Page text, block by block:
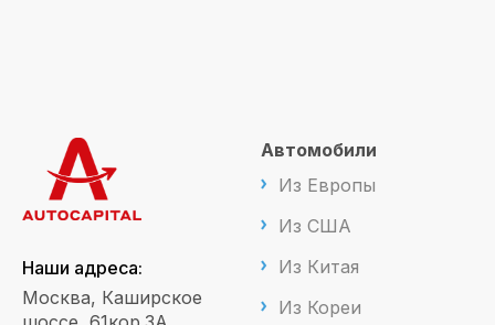
Наши адреса:
Москва, Каширское
Автомобили
Из Европы
Из США
Из Китая
Из Кореи